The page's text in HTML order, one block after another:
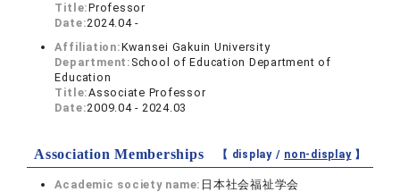
Title:Professor
Date:2024.04 -
Affiliation:Kwansei Gakuin University
Department: School of Education Department of
Education
Title:Associate Professor
Date:2009.04 - 2024.03
Association Memberships 【 display / non-display】
Academic society name: 日本社会福祉学会